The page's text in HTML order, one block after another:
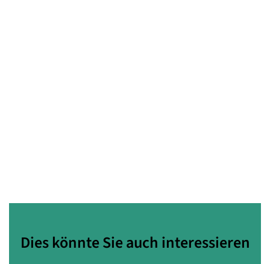
Dies könnte Sie auch interessieren